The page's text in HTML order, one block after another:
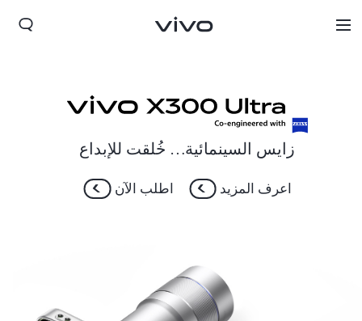
زايس السينمائية… خُلقت للإبداع
اعرف المزيد اطلب الآن